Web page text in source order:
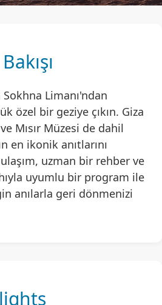
Limanı'ndan
özel bir geziye çıkın. Giza
Mısır Müzesi de dahil
en ikonik anıtlarını
uzman bir rehber ve
uyumlu bir program ile
anılarla geri dönmenizi